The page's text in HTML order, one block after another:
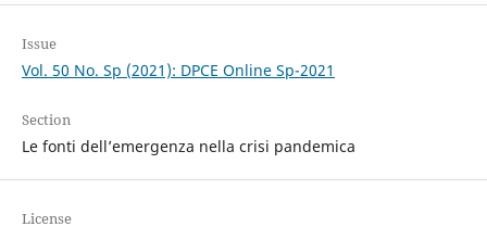
Issue
Vol. 50 No. Sp (2021): DPCE Online Sp-2021
Section
Le fonti dell’emergenza nella crisi pandemica
License